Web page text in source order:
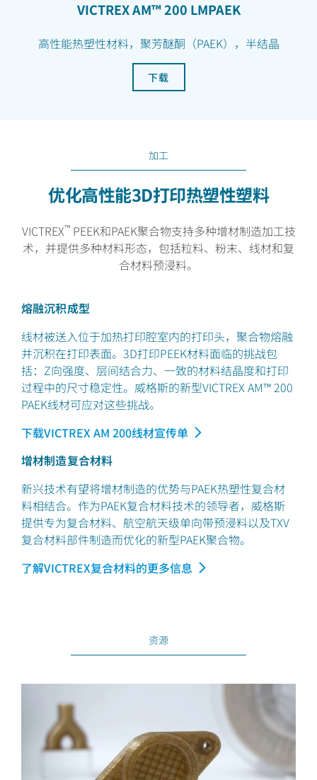
VICTREX AM™ 200 LMPAEK
高性能热塑性材料，聚芳醚酮（PAEK），半结晶
下载
加工
优化高性能3D打印热塑性塑料
VICTREX™PEEK和PAEK聚合物支持多种增材制造加工技
术，并提供多种材料形态，包括粒料、粉末、线材和复
合材料预浸料。
熔融沉积成型
线材被送入位于加热打印腔室内的打印头，聚合物熔融
并沉积在打印表面。3D打印PEEK材料面临的挑战包
括：Z向强度、层间结合力、一致的材料结晶度和打印
过程中的尺寸稳定性。威格斯的新型VICTREX AM™ 200
PAEK线材可应对这些挑战。
下载VICTREX AM 200线材宣传单
增材制造复合材料
新兴技术有望将增材制造的优势与PAEK热塑性复合材
料相结合。作为PAEK复合材料技术的领导者，威格斯
提供专为复合材料、航空航天级单向带预浸料以及TXV
复合材料部件制造而优化的新型PAEK聚合物。
了解VICTREX复合材料的更多信息
资源